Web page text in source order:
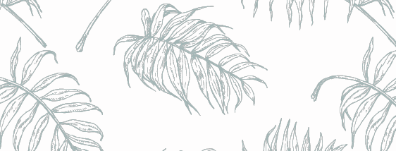
BRULO (UK) - King For A Day NEIPA - (Sans Alcool) - 0,5% - Canette 33cl
BRULO (UK) - King For A Day NEIPA - (Sans Alcool) - 0,5% - Canette 33cl
Achat immédiat